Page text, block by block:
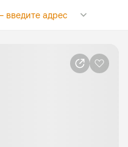
введите адрес